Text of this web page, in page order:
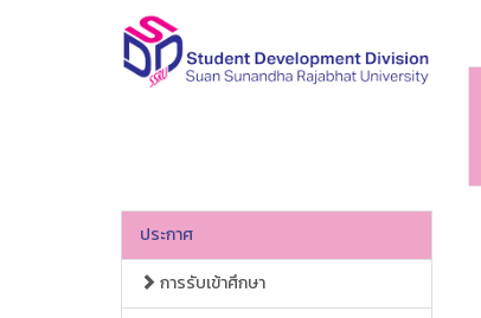
ประกาศ
การรับเข้าศึกษา